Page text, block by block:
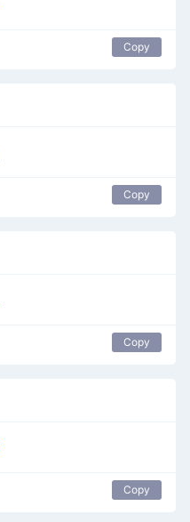
Copy
Copy
Copy
Copy